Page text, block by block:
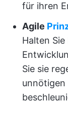
für ihren
Agile
Halten
Sie sie
unnötigen